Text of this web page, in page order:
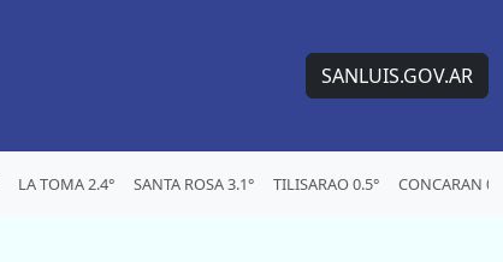
SANLUIS.GOV.AR
LA TOMA 2.4° SANTA ROSA 3.1° TILISARAO 0.5° CONCARAN